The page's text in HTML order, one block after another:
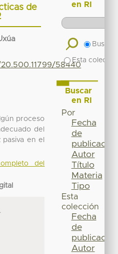
de
58440
proceso
del
en el
del
en RI
Buscar
Esta
Buscar
en RI
Por
Fecha
de
publicación
Autor
Título
Materia
Tipo
Esta
colección
Fecha
de
publicación
Autor